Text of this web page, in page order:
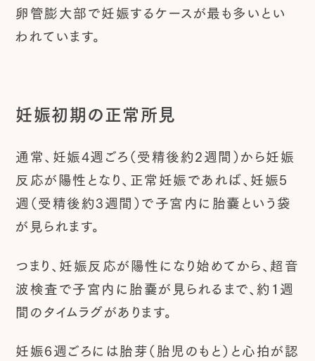
卵管膨大部で妊娠するケースが最も多いとい
われています。
妊娠初期の正常所見
通常、妊娠4週ごろ（受精後約2週間）から妊娠
反応が陽性となり、正常妊娠であれば、妊娠5
週（受精後約3週間）で子宮内に胎嚢という袋
が見られます。
つまり、妊娠反応が陽性になり始めてから、超音
波検査で子宮内に胎嚢が見られるまで、約1週
間のタイムラグがあります。
妊娠6週ごろには胎芽（胎児のもと）と心拍が認